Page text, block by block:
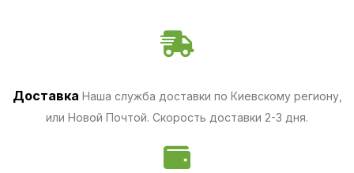
Доставка Наша служба доставки по Киевскому региону,
или Новой Почтой. Скорость доставки 2-3 дня.